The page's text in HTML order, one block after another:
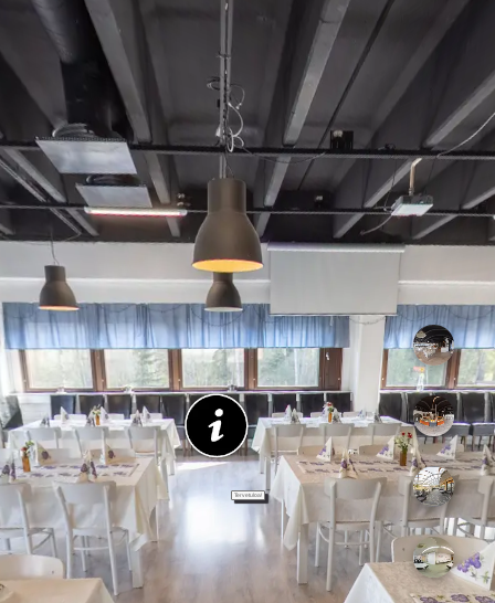
Tervetuloa!
Ruokasali
Buffet
Terassi
Kabinetti